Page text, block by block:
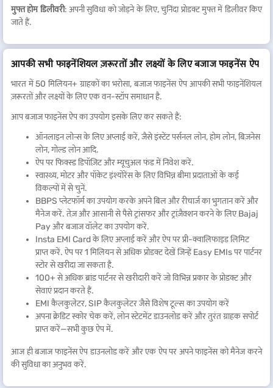
मुफ्त होम डिलीवरी: अपनी सुविधा को जोड़ने के लिए, चुनिंदा प्रोडक्ट मुफ्त में डिलीवर किए
जाते हैं.
आपकी सभी फाइनेंशियल ज़रूरतों और लक्ष्यों के लिए बजाज फाइनेंस ऐप
भारत में 50 मिलियन+ ग्राहकों का भरोसा, बजाज फाइनेंस ऐप आपकी सभी फाइनेंशियल
ज़रूरतों और लक्ष्यों के लिए एक वन-स्टॉप समाधान है.
आप बजाज फाइनेंस ऐप का उपयोग इसके लिए कर सकते हैं:
ऑनलाइन लोन्स के लिए अप्लाई करें, जैसे इंस्टेंट पर्सनल लोन, होम लोन, बिज़नेस
लोन, गोल्ड लोन आदि.
ऐप पर फिक्स्ड डिपॉज़िट और म्यूचुअल फंड में निवेश करें.
स्वास्थ्य, मोटर और पॉकेट इंश्योरेंस के लिए विभिन्न बीमा प्रदाताओं के कई
विकल्पों में से चुनें.
BBPS प्लेटफॉर्म का उपयोग करके अपने बिल और रीचार्ज का भुगतान करें और
मैनेज करें. तेज़ और आसानी से पैसे ट्रांसफर और ट्रांज़ैक्शन करने के लिए Bajaj
Pay और बजाज वॉलेट का उपयोग करें.
Insta EMI Card के लिए अप्लाई करें और ऐप पर प्री-क्वालिफाइड लिमिट
प्राप्त करें. ऐप पर 1 मिलियन से अधिक प्रोडक्ट देखें जिन्हें Easy EMIs पर पार्टनर
स्टोर से खरीदा जा सकता है.
100+ से अधिक ब्रांड पार्टनर से खरीदारी करें जो विभिन्न प्रकार के प्रोडक्ट और
सेवाएं प्रदान करते हैं.
EMI कैलकुलेटर, SIP कैलकुलेटर जैसे विशेष टूल्स का उपयोग करें
अपना क्रेडिट स्कोर चेक करें, लोन स्टेटमेंट डाउनलोड करें और तुरंत ग्राहक सपोर्ट
प्राप्त करें—सभी कुछ ऐप में.
आज ही बजाज फाइनेंस ऐप डाउनलोड करें और एक ऐप पर अपने फाइनेंस को मैनेज करने
की सुविधा का अनुभव करें.